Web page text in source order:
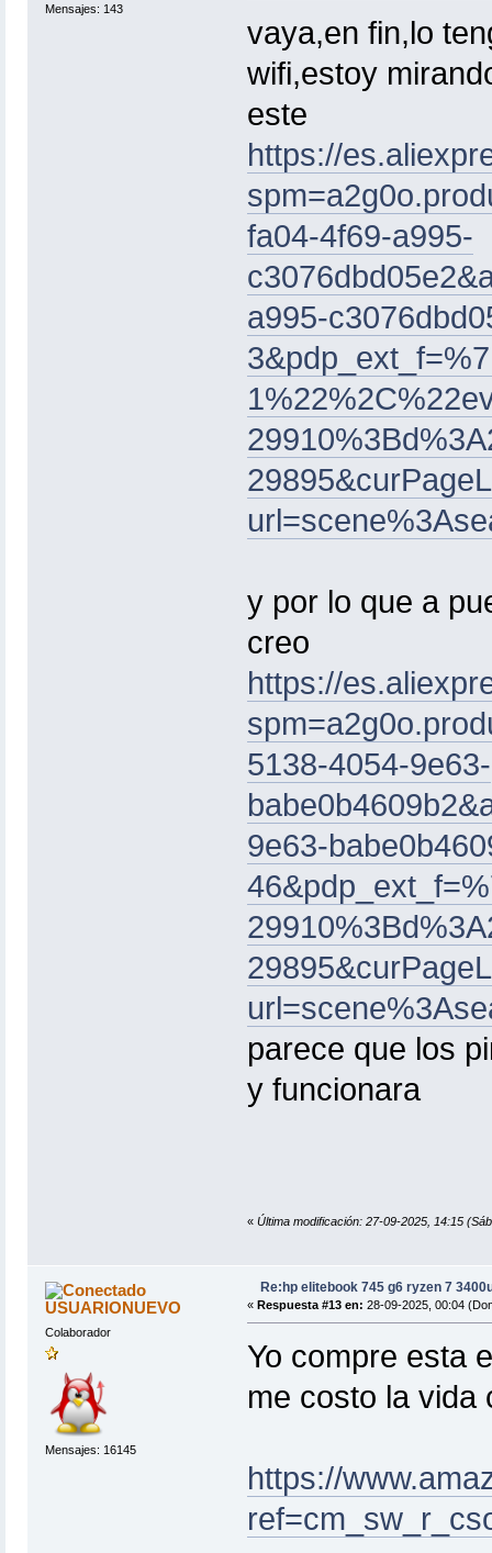
Mensajes: 143
vaya,en fin,lo
wifi,estoy
este
https://
fa04-4f69-a995-
a995-
y por lo que a
creo
https://
5138-4054-9e63-
9e63-
parece que los
y funcionara
« Última modificación: 27-09-2025, 14:15
USUARIONUEVO
Colaborador
Mensajes: 16145
Re:hp elitebook 745 g6 ryzen 7
« Respuesta #13 en: 28-09-2025, 00:04
Yo compre esta
me costo la vida
https://